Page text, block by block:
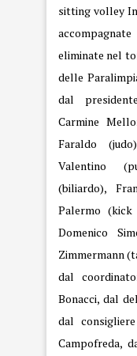
sitting volley
eliminate nel
delle
dal
Carmine
Faraldo
Valentino
(biliardo),
Palermo
Domenico
Zimmermann
dal
Bonacci, dal
dal
Campofreda,